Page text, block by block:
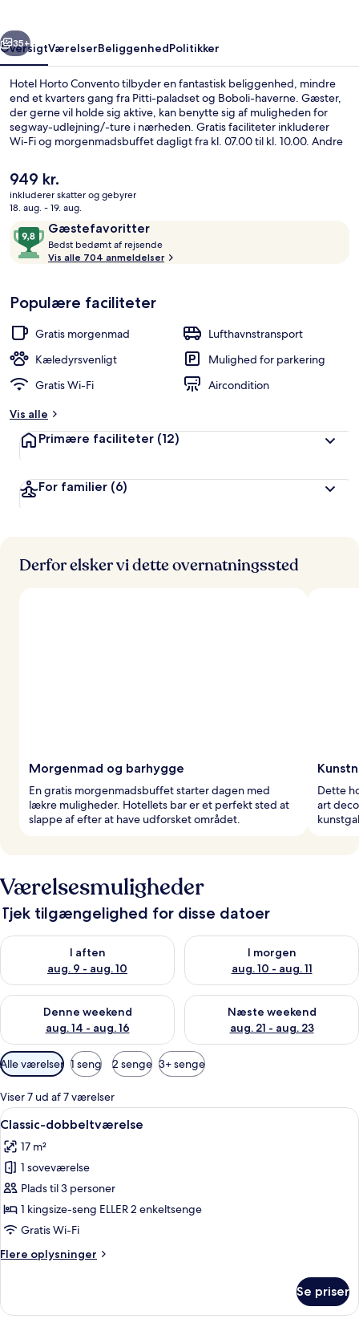
Næste
35+
OversigtVærelserBeliggenhedPolitikker
Hotel Horto Convento tilbyder en fantastisk beliggenhed, mindre
end et kvarters gang fra Pitti-paladset og Boboli-haverne. Gæster,
der gerne vil holde sig aktive, kan benytte sig af muligheden for
segway-udlejning/-ture i nærheden. Gratis faciliteter inkluderer
Wi-Fi og morgenmadsbuffet dagligt fra kl. 07.00 til kl. 10.00. Andre
snackbar/deli og en have. Rejsende er vilde med stedets
hjælpsomme personale og generelle forhold. Overnatningsstedet
ligger kun en kort gåtur fra offentlig transport: Alamanni - Stazione
Santa Maria Novella Station ligger 14 minutter derfra.
Den
nuværende
pris
949 kr.
949 kr.
inkluderer skatter og gebyrer
18. aug. - 19. aug.
AnmeldelserGæstefavoritter
9,8
ud
af
Gæstefavoritter
Bedst bedømt af rejsende
e
a
f
d
e
Vis alle 704 anmeldelser
Populære faciliteter
Gratis morgenmad
Lufthavnstransport
Kæledyrsvenligt
Mulighed for parkering
Gratis Wi-Fi
Aircondition
Vis alle
Primære faciliteter (12)
For familier (6)
Derfor elsker vi dette overnatningssted
Morgenmad og barhygge
En gratis morgenmadsbuffet starter dagen med
lækre muligheder. Hotellets bar er et perfekt sted at
slappe af efter at have udforsket området.
Dette
art
Værelsesmuligheder
Tjek tilgængelighed for disse datoer
I aften
aug. 9 - aug. 10
Tjek tilgængelighed for i aften aug. 9 - aug. 10
I morgen
aug. 10 - aug. 11
Tjek tilgængelighed for i
Denne weekend
aug. 14 - aug. 16
Tjek tilgængelighed for denne weekend aug. 14 - aug. 16
Næste weekend
aug. 21 - aug. 23
Tjek tilgængelighed for næste
Tilgængelige
filtre
for
værelser
Alle værelser 1 seng 2 senge 3+ senge
Viser 7 ud af 7 værelser
Indlæs
alle
billeder
af
Classic-
dobbeltværelse
Et soveværelse med seng,
5
Classic-dobbeltværelse
17 m²
1 soveværelse
Plads til 3 personer
1 kingsize-seng ELLER 2 enkeltsenge
Gratis Wi-Fi
Flere oplysninger
Flere
dobbeltværelse
Se priser